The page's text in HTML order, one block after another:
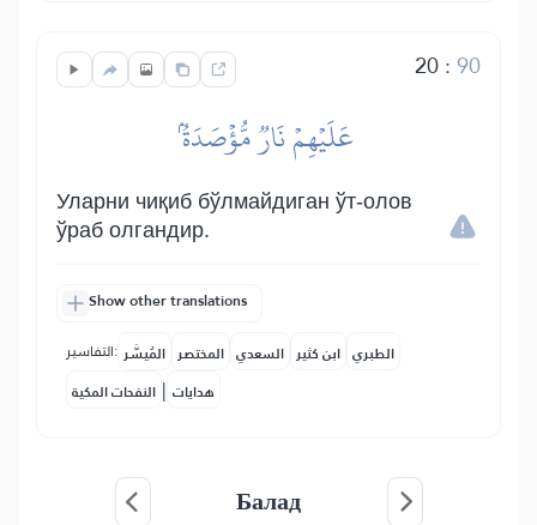
20:90
عَلَيۡهِمۡ نَارٞ مُّؤۡصَدَةُۢ
Уларни чиқиб бўлмайдиган ўт-олов
ўраб олгандир.
Show other translations
التفاسير: المُيسَّر المختصر السعدي ابن كثير الطبري
النفحات المكية | هدايات
Балад